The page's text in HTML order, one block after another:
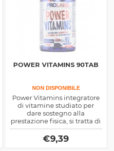
POWER VITAMINS 90TAB
NON DISPONIBILE
Power Vitamins integratore
di vitamine studiato per
dare sostegno alla
prestazione fisica, si tratta di
una miscela di
micronutrienti essenziali,
ottimo anche come
€9,39